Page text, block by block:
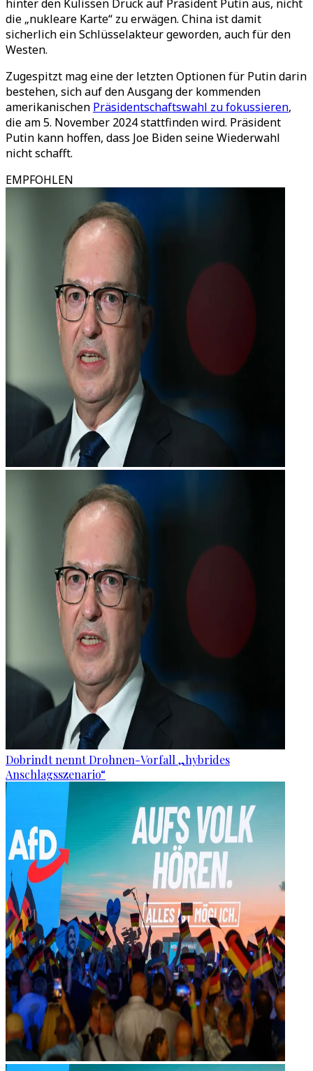
hinter den Kulissen Druck auf Präsident Putin aus, nicht
die „nukleare Karte“ zu erwägen. China ist damit
sicherlich ein Schlüsselakteur geworden, auch für den
Westen.
Zugespitzt mag eine der letzten Optionen für Putin darin
bestehen, sich auf den Ausgang der kommenden
amerikanischen Präsidentschaftswahl zu fokussieren,
die am 5. November 2024 stattfinden wird. Präsident
Putin kann hoffen, dass Joe Biden seine Wiederwahl
nicht schafft.
EMPFOHLEN
Dobrindt nennt Drohnen-Vorfall „hybrides
Anschlagsszenario“